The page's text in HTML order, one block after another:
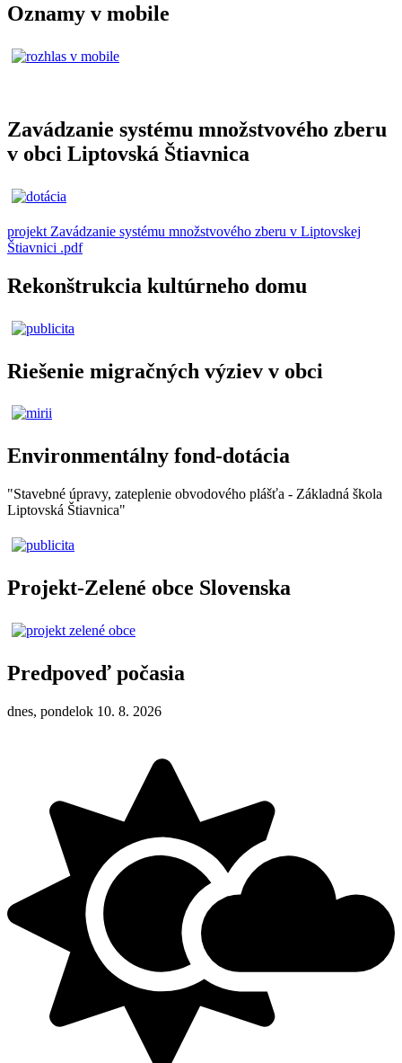
Oznamy v mobile
Zavádzanie systému množstvového zberu
v obci Liptovská Štiavnica
projekt Zavádzanie systému množstvového zberu v Liptovskej
Štiavnici .pdf
Rekonštrukcia kultúrneho domu
Riešenie migračných výziev v obci
Environmentálny fond-dotácia
"Stavebné úpravy, zateplenie obvodového plášťa - Základná škola
Liptovská Štiavnica"
Projekt-Zelené obce Slovenska
Predpoveď počasia
dnes, pondelok 10. 8. 2026